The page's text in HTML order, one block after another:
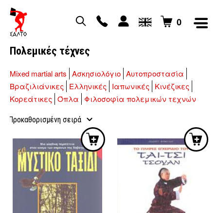
0
Πολεμικές τέχνες
Mixed martial arts Ασκησιολόγιο Αυτοπροστασία
Βραζιλιάνικες
Ελληνικές Ιαπωνικές
Κινέζικες
Κορεάτικες Όπλα Φιλοσοφία πολεμικών τεχνών